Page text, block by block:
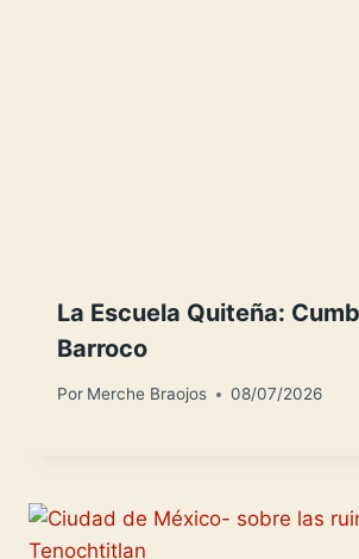
La Escuela Quiteña:
Barroco
Por Merche Braojos 08/07/2026